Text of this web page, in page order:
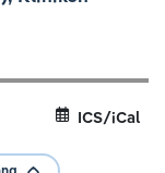
ICS/iCal